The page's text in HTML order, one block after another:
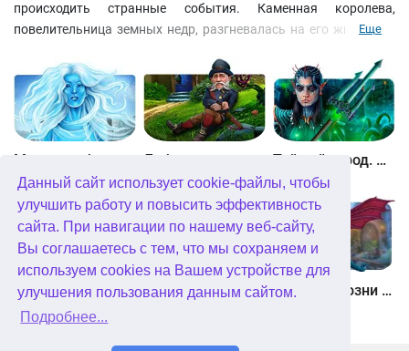
Данный сайт использует cookie-файлы, чтобы
улучшить работу и повысить эффективность
сайта. При навигации по нашему веб-сайту,
Вы соглашаетесь с тем, что мы сохраняем и
используем cookies на Вашем устройстве для
улучшения пользования данным сайтом.
Подробнее...
происходить странные события. Каменная королева,
повелительница земных недр, разгневалась на его жителей и
расследование и раскройте главную тайну этого городка.
Собирайте полезные предметы, решайте мини-игры и
головоломки и читайте старые газеты, чтобы понять, почему
покровительница Стоунвилля обратилась против его жителей.
«Страшные сказки. Каменная королева. Коллекционное
издание»
Скачать бесплатно
Еще
Тайный город. Подводное королевство. Коллекционное издание
Небесные земли. Пробуждение гигантов. Коллекционное издание Загадки Нью-Йорка. Пробуждение. Коллекционное издание Химеры. Козни зла. Коллекционное издание